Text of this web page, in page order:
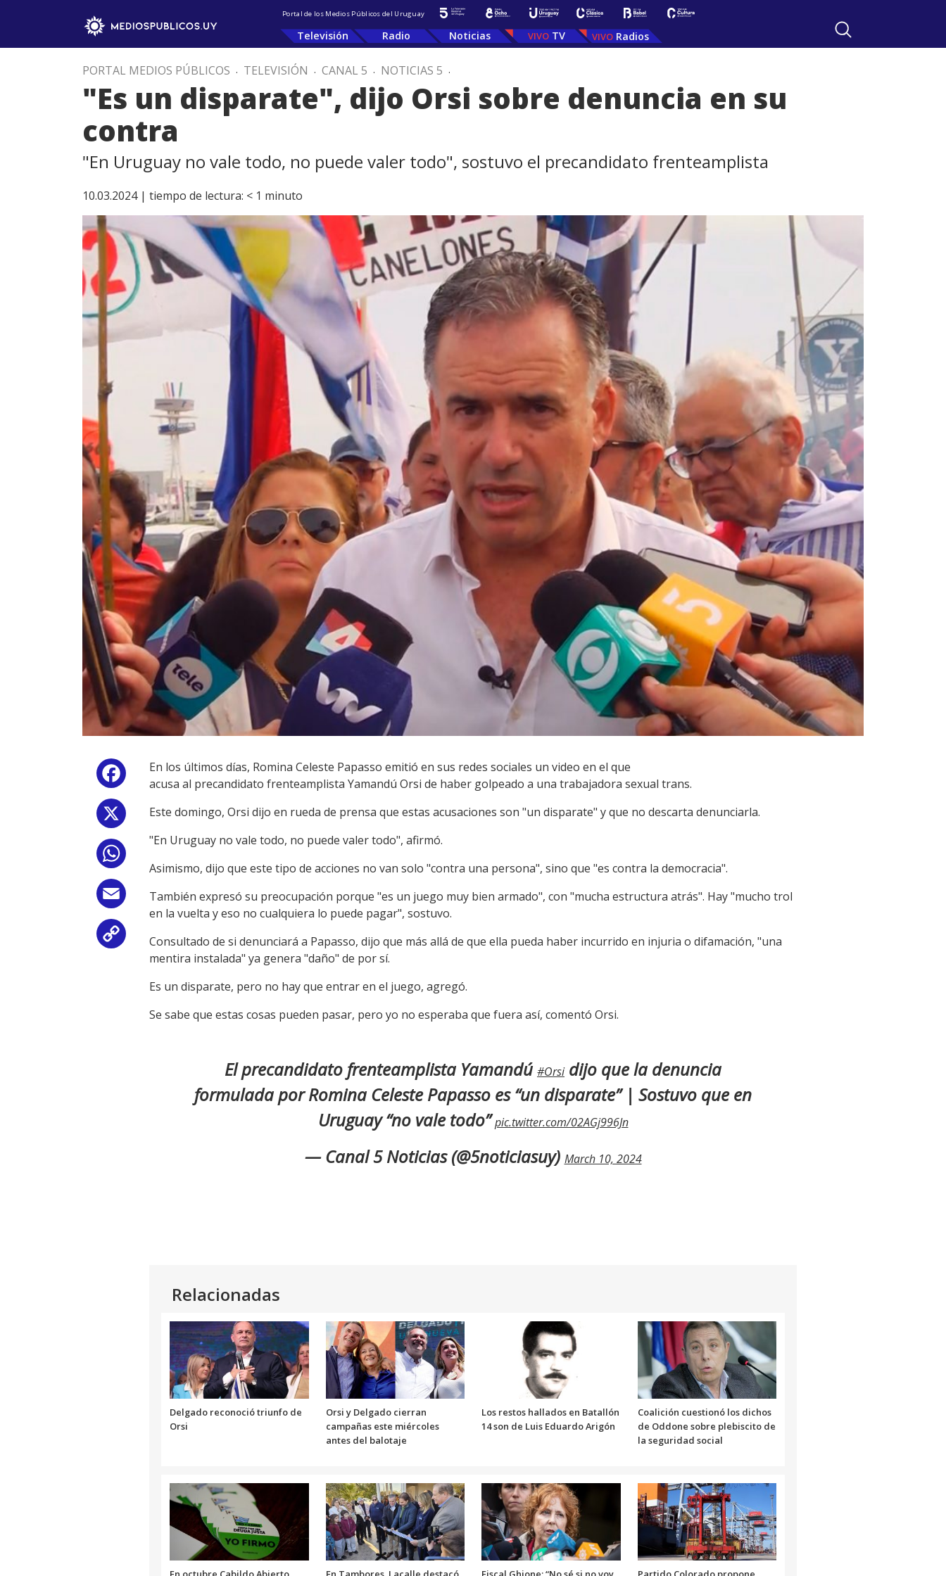
Portal de los Medios Públicos del Uruguay
Televisión Radio Noticias TV Radios
PORTAL MEDIOS PÚBLICOS . TELEVISIÓN . CANAL 5 . NOTICIAS 5 .
"Es un disparate", dijo Orsi sobre denuncia en su
contra
"En Uruguay no vale todo, no puede valer todo", sostuvo el precandidato frenteamplista
10.03.2024 | tiempo de lectura: < 1 minuto
Facebook
Email
Copy
Link
En los últimos días, Romina Celeste Papasso emitió en sus redes sociales un video en el que
acusa al precandidato frenteamplista Yamandú Orsi de haber golpeado a una trabajadora sexual trans.
Este domingo, Orsi dijo en rueda de prensa que estas acusaciones son "un disparate" y que no descarta denunciarla.
"En Uruguay no vale todo, no puede valer todo", afirmó.
Asimismo, dijo que este tipo de acciones no van solo "contra una persona", sino que "es contra la democracia".
También expresó su preocupación porque "es un juego muy bien armado", con "mucha estructura atrás". Hay "mucho trol
en la vuelta y eso no cualquiera lo puede pagar", sostuvo.
Consultado de si denunciará a Papasso, dijo que más allá de que ella pueda haber incurrido en injuria o difamación, "una
mentira instalada" ya genera "daño" de por sí.
Es un disparate, pero no hay que entrar en el juego, agregó.
Se sabe que estas cosas pueden pasar, pero yo no esperaba que fuera así, comentó Orsi.
El precandidato frenteamplista Yamandú #Orsidijo que la denuncia
formulada por Romina Celeste Papasso es “un disparate” | Sostuvo que en
Uruguay “no vale todo”pic.twitter.com/02AGj996Jn
— Canal 5 Noticias (@5noticiasuy) March 10, 2024
Relacionadas
Delgado reconoció triunfo de
Orsi
Orsi y Delgado cierran
campañas este miércoles
antes del balotaje
Los restos hallados en Batallón
14 son de Luis Eduardo Arigón
Coalición cuestionó los dichos
de Oddone sobre plebiscito de
la seguridad social